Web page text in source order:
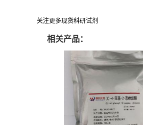
关注更多现货科研试剂
相关产品：